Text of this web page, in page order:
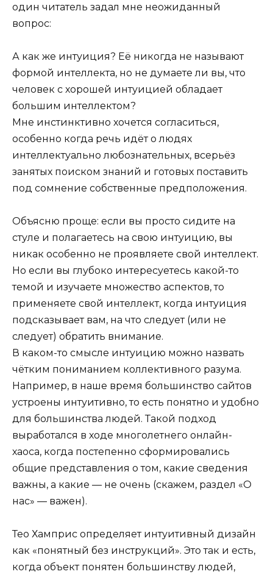
один читатель задал мне неожиданный
вопрос:
А как же интуиция? Её никогда не называют
формой интеллекта, но не думаете ли вы, что
человек с хорошей интуицией обладает
большим интеллектом?
Мне инстинктивно хочется согласиться,
особенно когда речь идёт о людях
интеллектуально любознательных, всерьёз
занятых поиском знаний и готовых поставить
под сомнение собственные предположения.
Объясню проще: если вы просто сидите на
стуле и полагаетесь на свою интуицию, вы
никак особенно не проявляете свой интеллект.
Но если вы глубоко интересуетесь какой-то
темой и изучаете множество аспектов, то
применяете свой интеллект, когда интуиция
подсказывает вам, на что следует (или не
следует) обратить внимание.
В каком-то смысле интуицию можно назвать
чётким пониманием коллективного разума.
Например, в наше время большинство сайтов
устроены интуитивно, то есть понятно и удобно
для большинства людей. Такой подход
выработался в ходе многолетнего онлайн-
хаоса, когда постепенно сформировались
общие представления о том, какие сведения
важны, а какие — не очень (скажем, раздел «О
нас» — важен).
Тео Хамприс определяет интуитивный дизайн
как «понятный без инструкций». Это так и есть,
когда объект понятен большинству людей,